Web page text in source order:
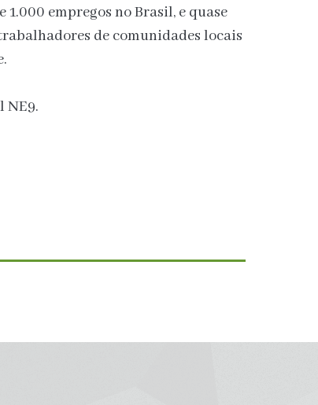
1.000 empregos no Brasil, e quase
de comunidades locais
NE9.